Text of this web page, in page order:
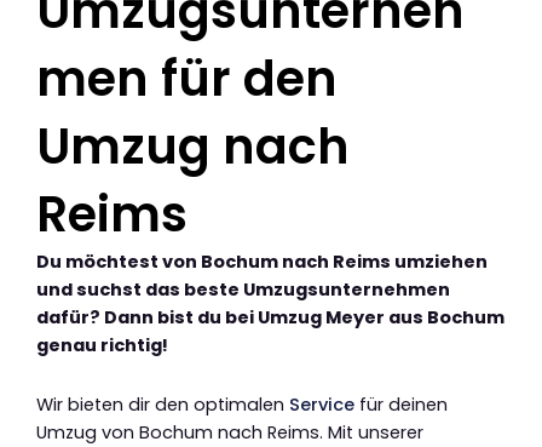
men für den
Umzug nach
Reims
Du möchtest von Bochum nach Reims umziehen
und suchst das beste Umzugsunternehmen
dafür? Dann bist du bei Umzug Meyer aus Bochum
genau richtig!
Wir bieten dir den optimalen Service für deinen
Umzug von Bochum nach Reims. Mit unserer